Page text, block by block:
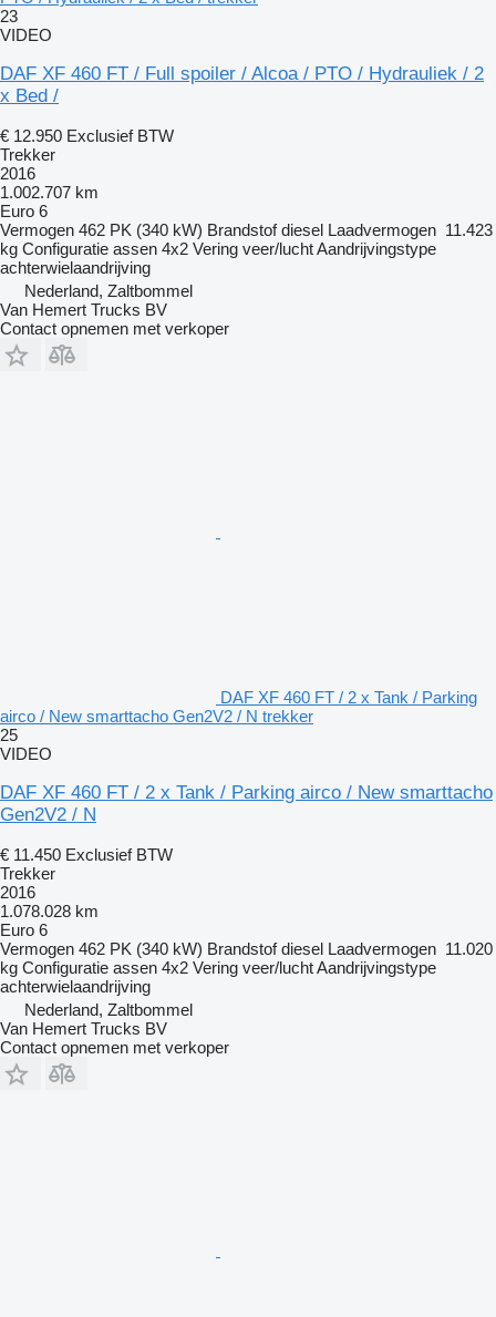
23
VIDEO
DAF XF 460 FT / Full spoiler / Alcoa / PTO / Hydrauliek / 2
x Bed /
€ 12.950 Exclusief BTW
Trekker
2016
1.002.707 km
Euro 6
Vermogen 462 PK (340 kW) Brandstof diesel Laadvermogen 11.423
kg Configuratie assen 4x2 Vering veer/luchtAandrijvingstype
achterwielaandrijving
Nederland, Zaltbommel
Van Hemert Trucks BV
Contact opnemen met verkoper
DAF XF 460 FT / 2 x Tank / Parking
airco / New smarttacho Gen2V2 / N trekker
25
VIDEO
DAF XF 460 FT / 2 x Tank / Parking airco / New smarttacho
Gen2V2 / N
€ 11.450 Exclusief BTW
Trekker
2016
1.078.028 km
Euro 6
Vermogen 462 PK (340 kW) Brandstof diesel Laadvermogen 11.020
kg Configuratie assen 4x2 Vering veer/luchtAandrijvingstype
achterwielaandrijving
Nederland, Zaltbommel
Van Hemert Trucks BV
Contact opnemen met verkoper